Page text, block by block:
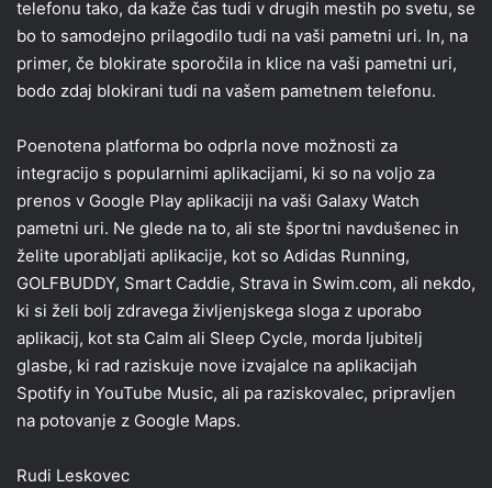
telefonu tako, da kaže čas tudi v drugih mestih po svetu, se
bo to samodejno prilagodilo tudi na vaši pametni uri. In, na
primer, če blokirate sporočila in klice na vaši pametni uri,
bodo zdaj blokirani tudi na vašem pametnem telefonu.
Poenotena platforma bo odprla nove možnosti za
integracijo s popularnimi aplikacijami, ki so na voljo za
prenos v Google Play aplikaciji na vaši Galaxy Watch
pametni uri. Ne glede na to, ali ste športni navdušenec in
želite uporabljati aplikacije, kot so Adidas Running,
GOLFBUDDY, Smart Caddie, Strava in Swim.com, ali nekdo,
ki si želi bolj zdravega življenjskega sloga z uporabo
aplikacij, kot sta Calm ali Sleep Cycle, morda ljubitelj
glasbe, ki rad raziskuje nove izvajalce na aplikacijah
Spotify in YouTube Music, ali pa raziskovalec, pripravljen
na potovanje z Google Maps.
Rudi Leskovec